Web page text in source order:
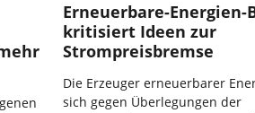
Erneuerbare-Energien-
kritisiert Ideen zur
Strompreisbremse
Die Erzeuger erneuerbarer
sich gegen Überlegungen der